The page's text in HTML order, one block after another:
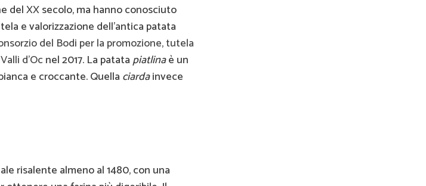
del XX secolo, ma hanno conosciuto
e valorizzazione dell’antica patata
del Bodi per la promozione, tutela
d’Oc nel 2017. La patatapiatlinaè un
e croccante. Quella ciardainvece
risalente almeno al 1480, con una